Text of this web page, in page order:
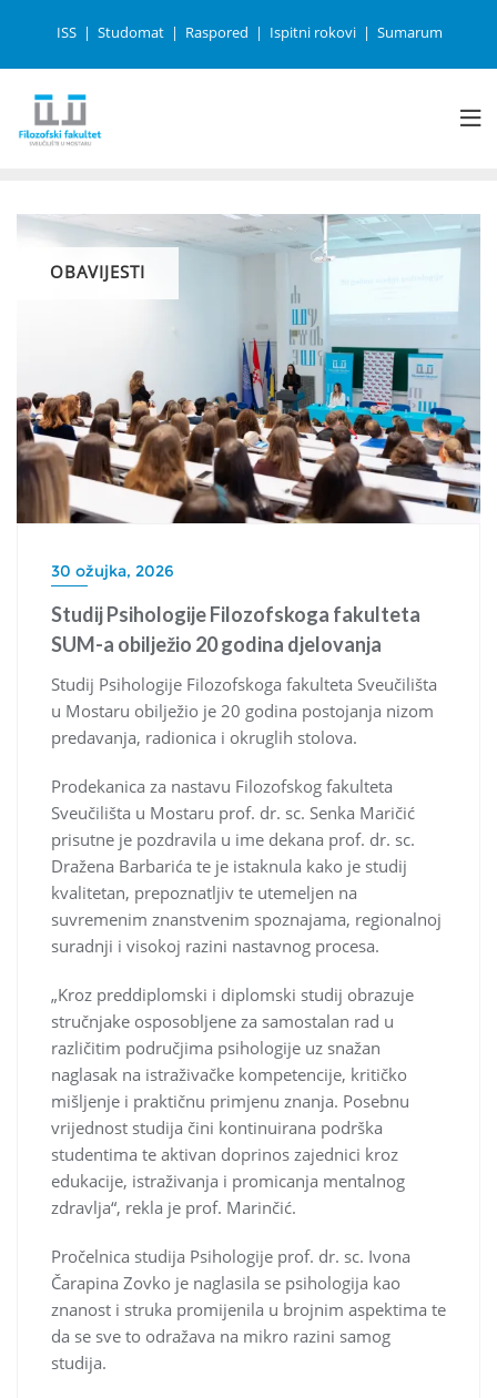
ISS Studomat Raspored Ispitni rokovi Sumarum
OBAVIJESTI
30 ožujka, 2026
Studij Psihologije Filozofskoga fakulteta
SUM-a obilježio 20 godina djelovanja
Studij Psihologije Filozofskoga fakulteta Sveučilišta
u Mostaru obilježio je 20 godina postojanja nizom
predavanja, radionica i okruglih stolova.
Prodekanica za nastavu Filozofskog fakulteta
Sveučilišta u Mostaru prof. dr. sc. Senka Maričić
prisutne je pozdravila u ime dekana prof. dr. sc.
Dražena Barbarića te je istaknula kako je studij
kvalitetan, prepoznatljiv te utemeljen na
suvremenim znanstvenim spoznajama, regionalnoj
suradnji i visokoj razini nastavnog procesa.
„Kroz preddiplomski i diplomski studij obrazuje
stručnjake osposobljene za samostalan rad u
različitim područjima psihologije uz snažan
naglasak na istraživačke kompetencije, kritičko
mišljenje i praktičnu primjenu znanja. Posebnu
vrijednost studija čini kontinuirana podrška
studentima te aktivan doprinos zajednici kroz
edukacije, istraživanja i promicanja mentalnog
zdravlja“, rekla je prof. Marinčić.
Pročelnica studija Psihologije prof. dr. sc. Ivona
Čarapina Zovko je naglasila se psihologija kao
znanost i struka promijenila u brojnim aspektima te
da se sve to odražava na mikro razini samog
studija.